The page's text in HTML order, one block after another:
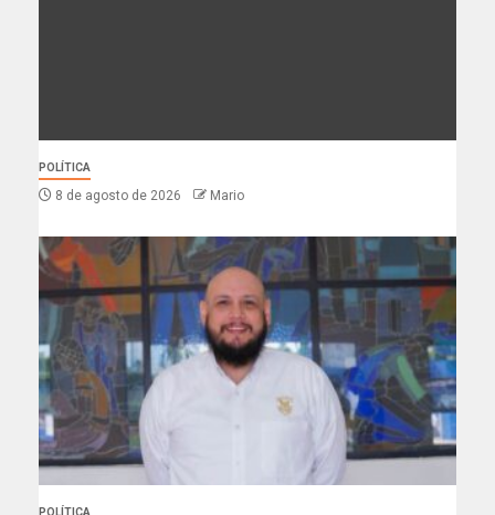
POLÍTICA
8 de agosto de 2026 Mario
POLÍTICA